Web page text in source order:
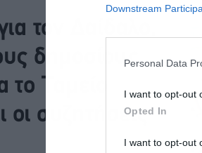
Downstream
Personal Data
I want to opt-out
Opted In
I want to opt-out
τον Δαίδαλο,
δημοσίους
Ταμείο
συζητήσεις